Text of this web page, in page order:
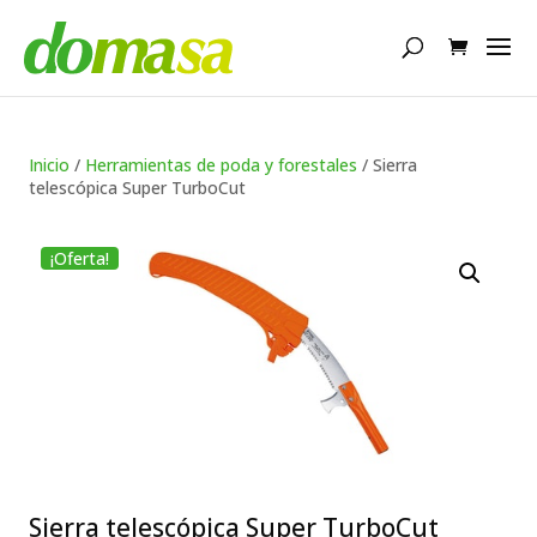
productos
Inicio / Herramientas de poda y forestales / Sierra
telescópica Super TurboCut
¡Oferta!
Sierra telescópica Super TurboCut